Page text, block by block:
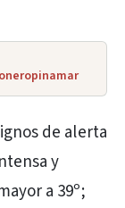
de alerta
y
a 39º;